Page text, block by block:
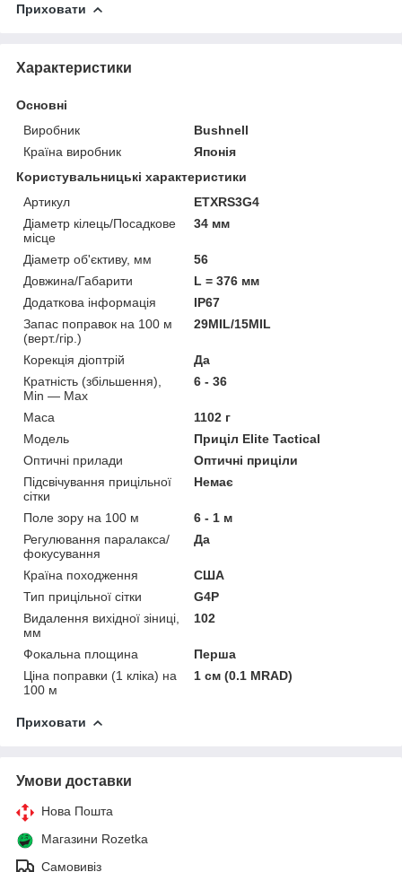
Приховати
Характеристики
Основні
Виробник
Bushnell
Країна виробник
Японія
Користувальницькі характеристики
Артикул
ETXRS3G4
Діаметр кілець/Посадкове
місце
34 мм
Діаметр об'єктиву, мм
56
Довжина/Габарити
L = 376 мм
Додаткова інформація
IP67
Запас поправок на 100 м
(верт./гір.)
29MIL/15MIL
Корекція діоптрій
Да
Кратність (збільшення),
Min — Max
6 - 36
Маса
1102 г
Мoдель
Приціл Elite Tactical
Оптичні прилади
Оптичні приціли
Підсвічування прицільної
сітки
Немає
Поле зору на 100 м
6 - 1 м
Регулювання паралакса/
фокусування
Да
Країна походження
США
Тип прицільної сітки
G4P
Видалення вихідної зіниці,
мм
102
Фокальна площина
Перша
Ціна поправки (1 кліка) на
100 м
1 см (0.1 MRAD)
Приховати
Умови доставки
Нова Пошта
Магазини Rozetka
Самовивіз